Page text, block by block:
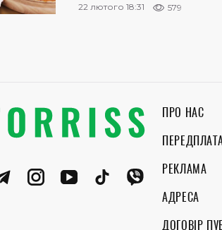
22 лютого 18:31 579
ПРО НАС
РЕКЛАМА
АДРЕСА
ДОГОВІР